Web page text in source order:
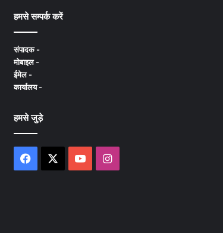
हमसे सम्पर्क करें
संपादक -
मोबाइल -
ईमेल -
कार्यालय -
हमसे जुड़े
Facebook YouTubeInstagram